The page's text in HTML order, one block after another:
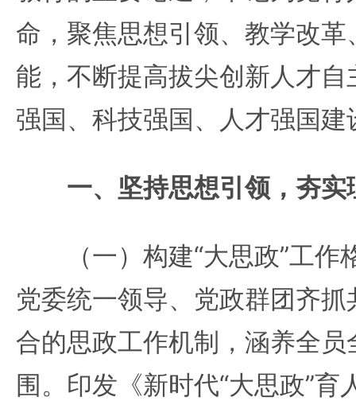
命，聚焦思想引领、教学改
能，不断提高拔尖创新人才
强国、科技强国、人才强国建
一、坚持思想引领，夯
（一）构建“大思政”工作
党委统一领导、党政群团齐
合的思政工作机制，涵养全
围。印发《新时代“大思政”育